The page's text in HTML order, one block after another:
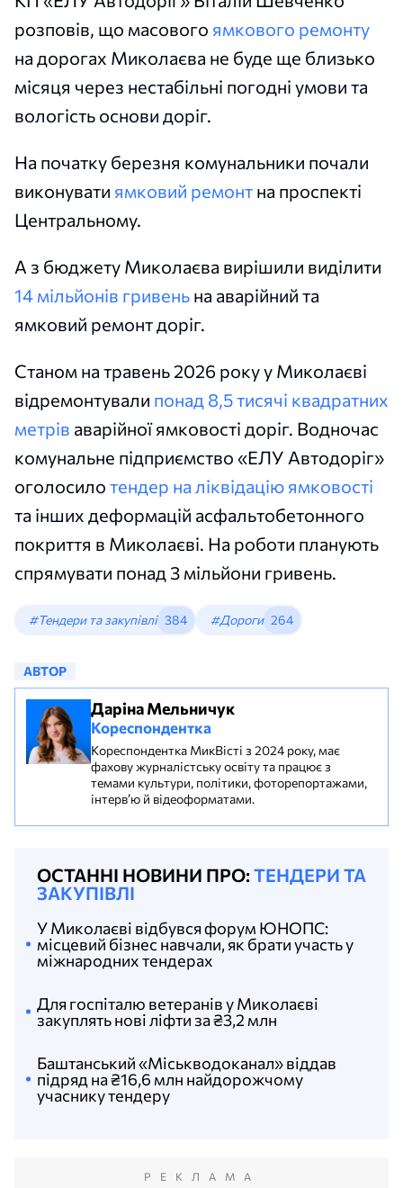
розповів, що масового ямкового ремонту
на дорогах Миколаєва не буде ще близько
місяця через нестабільні погодні умови та
вологість основи доріг.
На початку березня комунальники почали
виконувати ямковий ремонт на проспекті
Центральному.
А з бюджету Миколаєва вирішили виділити
14 мільйонів гривень на аварійний та
ямковий ремонт доріг.
Станом на травень 2026 року у Миколаєві
відремонтували понад 8,5 тисячі квадратних
метрів аварійної ямковості доріг. Водночас
комунальне підприємство «ЕЛУ Автодоріг»
оголосило тендер на ліквідацію ямковості
та інших деформацій асфальтобетонного
покриття в Миколаєві. На роботи планують
спрямувати понад 3 мільйони гривень.
#Тендери та закупівлі 384 #Дороги 264
АВТОР
Даріна Мельничук
Кореспондентка
Кореспондентка МикВісті з 2024 року, має
фахову журналістську освіту та працює з
темами культури, політики, фоторепортажами,
інтерв’ю й відеоформатами.
ОСТАННІ НОВИНИ ПРО:ТЕНДЕРИ ТА
ЗАКУПІВЛІ
Баштанський «Міськводоканал» віддав
підряд на ₴16,6 млн найдорожчому
учаснику тендеру
Для госпіталю ветеранів у Миколаєві
закуплять нові ліфти за ₴3,2 млн
У Миколаєві відбувся форум ЮНОПС:
місцевий бізнес навчали, як брати участь у
міжнародних тендерах
РЕКЛАМА